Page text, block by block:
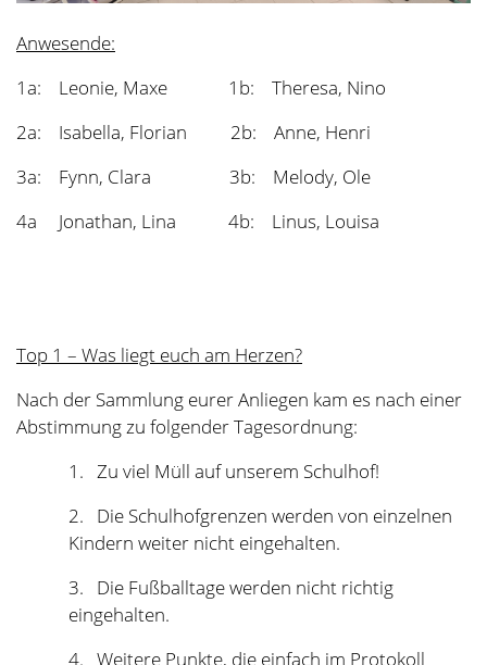
3. Die Fußballtage werden nicht richtig
eingehalten.
4. Weitere Punkte, die einfach im Protokoll
genannt werden sollen.
Top 2 – Zu viel Müll auf unserem Schulhof!
verursacht, die am Nachmittag hier Zeit verbringen.
Maxe wird diese Kinder ansprechen. Zudem wollen wir
Herrn Avermann bitten, morgens noch einmal genau
nach Scherben zu schauen, um Verletzungen zu
verhindern.
Aber auch wir hinterlassen viel Müll. Viele Kinder
werfen ihr Süßigkeitenpapier, Trinkpäckchen oder
stört sehr!